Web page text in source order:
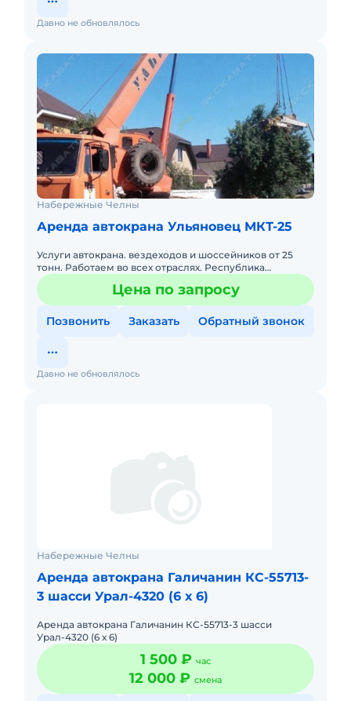
Давно не обновлялось
Набережные Челны
Аренда автокрана Ульяновец МКТ-25
Услуги автокрана. вездеходов и шоссейников от 25
тонн. Работаем во всех отраслях. Республика
Татарстан, Башкортостан, Самара, Удмуртия. Нал/
безнал, на постоянноЦена по запросу
Позвонить Заказать Обратный звонок
Давно не обновлялось
Набережные Челны
Аренда автокрана Галичанин КС-55713-
3 шасси Урал-4320 (6 х 6)
Аренда автокрана Галичанин КС-55713-3 шасси
Урал-4320 (6 х 6)
1 500 ₽ час
12 000 ₽ смена